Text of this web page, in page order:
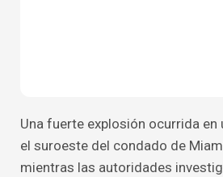
Una fuerte explosión ocurrida en
el suroeste del condado de
mientras las autoridades